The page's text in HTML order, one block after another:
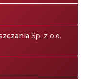
Sp. z o.o.